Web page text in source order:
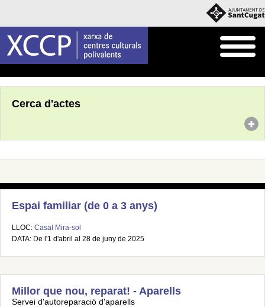
Cerca d'actes
Espai familiar (de 0 a 3 anys)
LLOC: Casal Mira-sol
DATA: De l'1 d'abril al 28 de juny de 2025
Millor que nou, reparat! - Aparells
Servei d'autoreparació d'aparells